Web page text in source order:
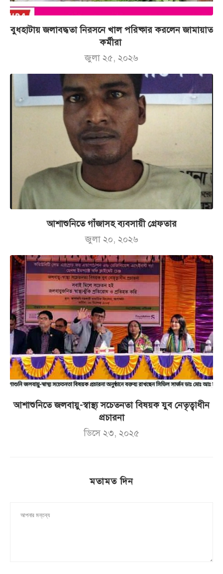
বুধহাটায় জলাবদ্ধতা নিরসনে খাল পরিষ্কার করলেন জামায়াত
কর্মীরা
জুলা ২৫, ২০২৬
আশাশুনিতে গাঁজাসহ ব্যবসায়ী গ্রেফতার
জুলা ২০, ২০২৬
আশাশুনিতে জলবায়ু-স্বাস্থ্য সচেতনতা বিষয়ক যুব নেতৃত্বাধীন
প্রচারনা
ডিসে ২৩, ২০২৫
মতামত দিন